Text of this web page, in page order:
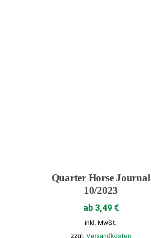
Quarter Horse Journal
10/2023
ab 3,49 €
inkl. MwSt.
zzgl. Versandkosten